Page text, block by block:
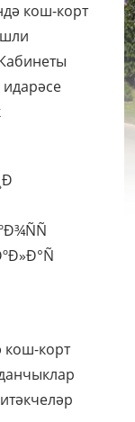
кош-корт
кош-корт